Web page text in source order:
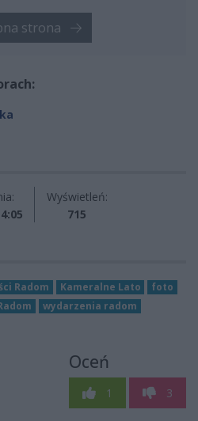
strona
Wyświetleń:
715
Radom Kameralne Lato
foto
wydarzenia radom
Oceń
1 3